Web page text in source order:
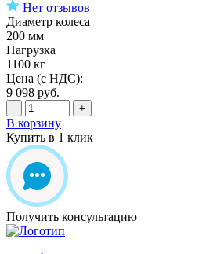
Нет отзывов
Диаметр колеса
200 мм
Нагрузка
1100 кг
Цена (с НДС):
9 098 руб.
- +
В корзину
Купить в 1 клик
Получить консультацию